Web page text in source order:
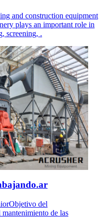
and construction equipment
plays an important role in
screening, .
del
de las